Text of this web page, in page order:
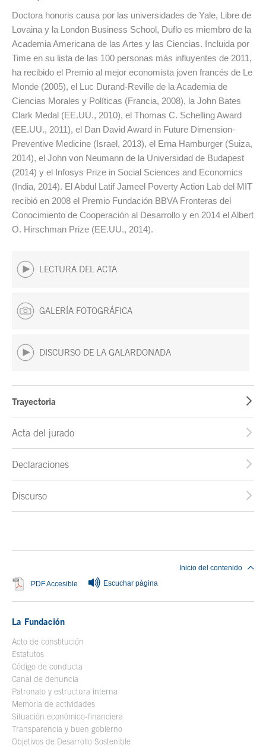
Doctora honoris causa por las universidades de Yale, Libre de
Lovaina y la London Business School, Duflo es miembro de la
Academia Americana de las Artes y las Ciencias. Incluida por
Time en su lista de las 100 personas más influyentes de 2011,
ha recibido el Premio al mejor economista joven francés de Le
Monde (2005), el Luc Durand-Reville de la Academia de
Ciencias Morales y Políticas (Francia, 2008), la John Bates
Clark Medal (EE.UU., 2010), el Thomas C. Schelling Award
(EE.UU., 2011), el Dan David Award in Future Dimension-
Preventive Medicine (Israel, 2013), el Erna Hamburger (Suiza,
2014), el John von Neumann de la Universidad de Budapest
(2014) y el Infosys Prize in Social Sciences and Economics
(India, 2014). El Abdul Latif Jameel Poverty Action Lab del MIT
recibió en 2008 el Premio Fundación BBVA Fronteras del
Conocimiento de Cooperación al Desarrollo y en 2014 el Albert
O. Hirschman Prize (EE.UU., 2014).
LECTURA DEL ACTA
GALERÍA FOTOGRÁFICA
DISCURSO DE LA GALARDONADA
Trayectoria
Acta del jurado
Declaraciones
Discurso
PDF Accesible Se abre en ventana nueva
Escuchar página
Inicio del contenido
La Fundación
Acto de constitución
Estatutos
Código de conducta
Canal de denuncia
Patronato y estructura interna
Memoria de actividades
Situación económico-financiera
Transparencia y buen gobierno
Objetivos de Desarrollo Sostenible